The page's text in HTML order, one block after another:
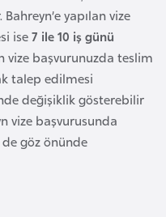
yapılan vize
ise7 ile 10 iş günü
vize başvurunuzda teslim
talep edilmesi
değişiklik gösterebilir
vize başvurusunda
göz önünde